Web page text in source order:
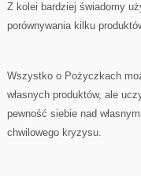
Z kolei bardziej świadomy
porównywania kilku
Wszystko o Pożyczkach
własnych produktów, ale
pewność siebie nad
chwilowego kryzysu.